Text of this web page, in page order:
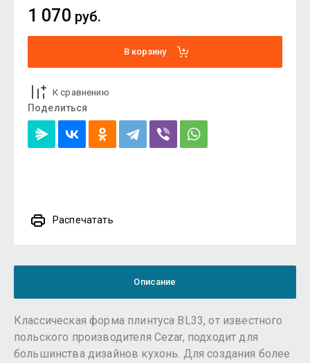
1 070 руб.
В корзину
К сравнению
Поделиться
Распечатать
Описание
Классическая форма плинтуса BL33, от известного
польского производителя Cezar, подходит для
большинства дизайнов кухонь. Для создания более